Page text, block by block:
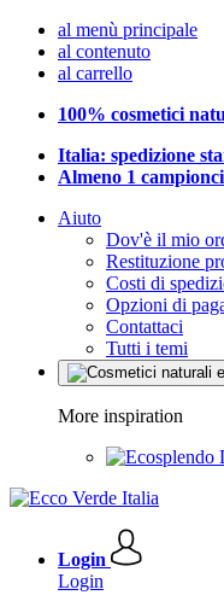
al menù principale
al contenuto
al carrello
100% cosmetici
Italia: spedizione
Almeno 1
Aiuto
Dov'è il mio
Restituzione
Costi di
Opzioni di
Contattaci
Tutti i temi
More inspiration
Login
Login